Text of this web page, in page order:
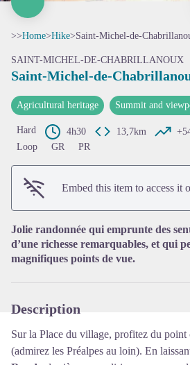
View
>>Home>Hike>Saint-Michel-de-
SAINT-MICHEL-DE-CHABRILLANOUX
Saint-Michel-de-
Agricultural heritage Summit and
Hard 4h30 13,7km
Loop
GR PR
Embed this item to access it
Jolie randonnée qui emprunte des
d’une richesse remarquables, et qui
magnifiques points de vue.
Description
Sur la Place du village, profitez du point
(admirez les Préalpes au loin). En